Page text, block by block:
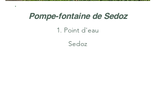
Pompe-fontaine de Sedoz
1. Point d'eau
Sedoz